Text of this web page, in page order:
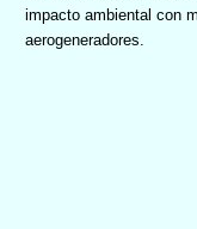
impacto ambiental con
aerogeneradores.